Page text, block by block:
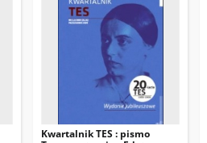
Kwartalnik TES : pismo